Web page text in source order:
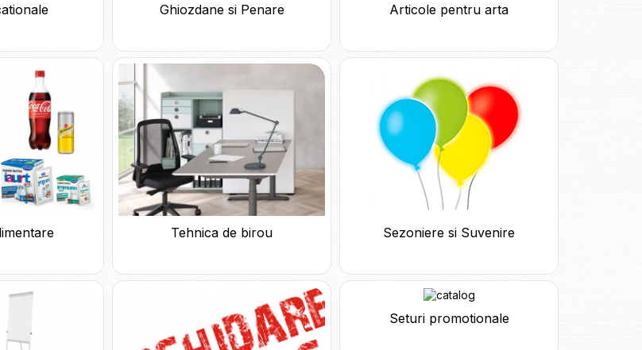
Ghiozdane si Penare Articole pentru arta
Tehnica de birou Sezoniere si Suvenire
Seturi promotionale